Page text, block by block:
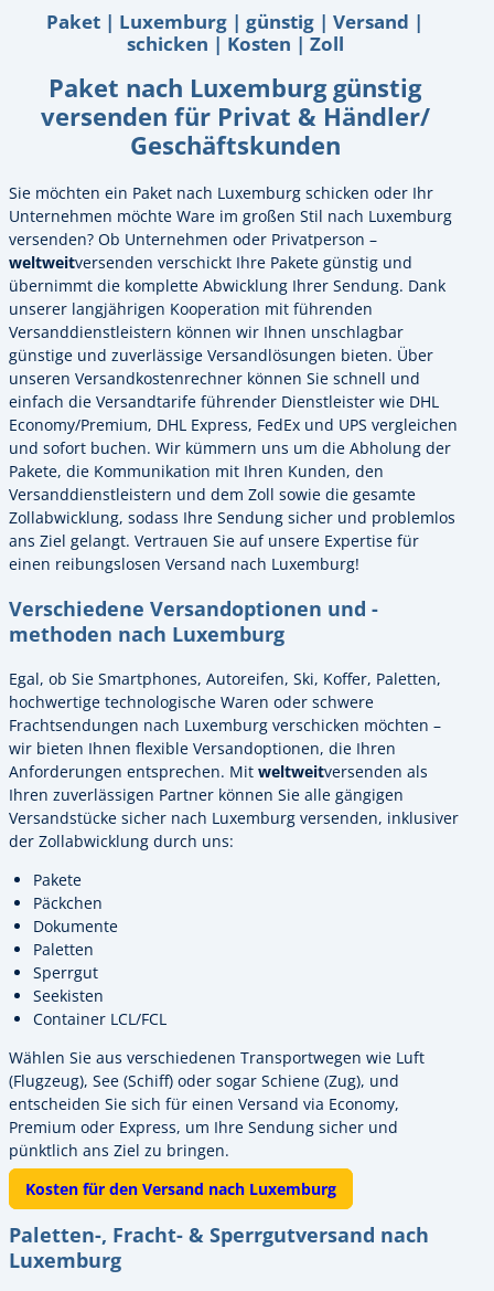
Paket | Luxemburg | günstig | Versand |
schicken | Kosten | Zoll
Paket nach Luxemburg günstig
versenden für Privat & Händler/
Geschäftskunden
Sie möchten ein Paket nach Luxemburg schicken oder Ihr
Unternehmen möchte Ware im großen Stil nach Luxemburg
versenden? Ob Unternehmen oder Privatperson –
weltweitversenden verschickt Ihre Pakete günstig und
übernimmt die komplette Abwicklung Ihrer Sendung. Dank
unserer langjährigen Kooperation mit führenden
Versanddienstleistern können wir Ihnen unschlagbar
günstige und zuverlässige Versandlösungen bieten. Über
unseren Versandkostenrechner können Sie schnell und
einfach die Versandtarife führender Dienstleister wie DHL
Economy/Premium, DHL Express, FedEx und UPS vergleichen
und sofort buchen. Wir kümmern uns um die Abholung der
Pakete, die Kommunikation mit Ihren Kunden, den
Versanddienstleistern und dem Zoll sowie die gesamte
Zollabwicklung, sodass Ihre Sendung sicher und problemlos
ans Ziel gelangt. Vertrauen Sie auf unsere Expertise für
einen reibungslosen Versand nach Luxemburg!
Verschiedene Versandoptionen und -
methoden nach Luxemburg
Egal, ob Sie Smartphones, Autoreifen, Ski, Koffer, Paletten,
hochwertige technologische Waren oder schwere
Frachtsendungen nach Luxemburg verschicken möchten –
wir bieten Ihnen flexible Versandoptionen, die Ihren
Anforderungen entsprechen. Mit weltweitversenden als
Ihren zuverlässigen Partner können Sie alle gängigen
Versandstücke sicher nach Luxemburg versenden, inklusiver
der Zollabwicklung durch uns:
Pakete
Päckchen
Dokumente
Paletten
Sperrgut
Seekisten
Container LCL/FCL
Wählen Sie aus verschiedenen Transportwegen wie Luft
(Flugzeug), See (Schiff) oder sogar Schiene (Zug), und
entscheiden Sie sich für einen Versand via Economy,
Premium oder Express, um Ihre Sendung sicher und
pünktlich ans Ziel zu bringen.
Kosten für den Versand nach Luxemburg
Paletten-, Fracht- & Sperrgutversand nach
Luxemburg